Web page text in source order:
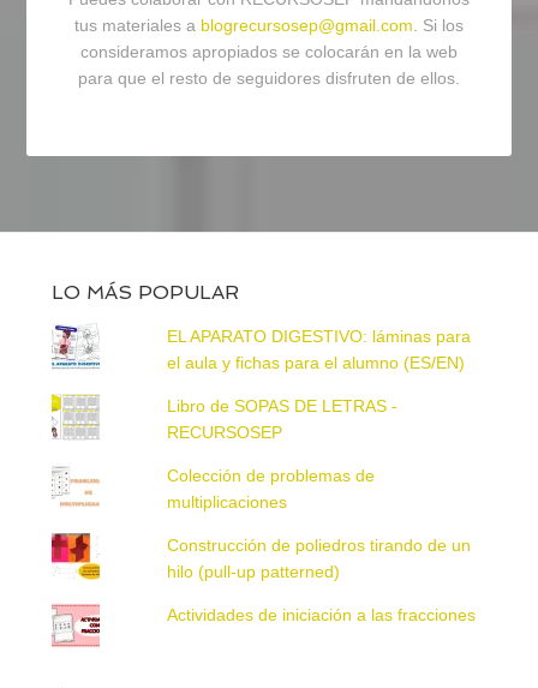
tus materiales a blogrecursosep@gmail.com. Si los
consideramos apropiados se colocarán en la web
para que el resto de seguidores disfruten de ellos.
LO MÁS POPULAR
EL APARATO DIGESTIVO: láminas para
el aula y fichas para el alumno (ES/EN)
Libro de SOPAS DE LETRAS -
RECURSOSEP
Colección de problemas de
multiplicaciones
Construcción de poliedros tirando de un
hilo (pull-up patterned)
Actividades de iniciación a las fracciones